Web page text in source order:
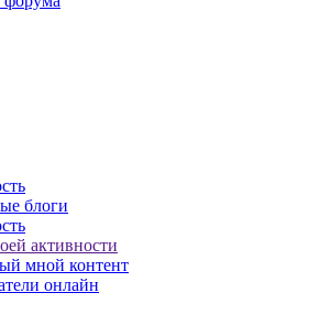
блоги
активности
мной контент
онлайн